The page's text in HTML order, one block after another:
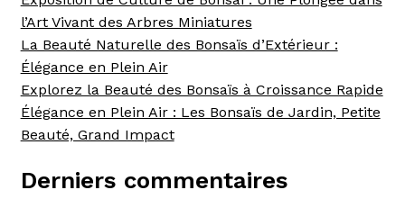
l’Art Vivant des Arbres Miniatures
La Beauté Naturelle des Bonsaïs d’Extérieur :
Élégance en Plein Air
Explorez la Beauté des Bonsaïs à Croissance Rapide
Élégance en Plein Air : Les Bonsaïs de Jardin, Petite
Beauté, Grand Impact
Derniers commentaires